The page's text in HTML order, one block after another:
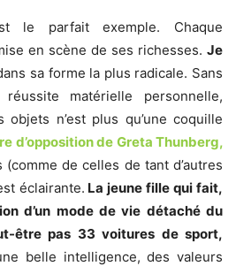
parfait exemple. Chaque
en scène de ses richesses. Je
sa forme la plus radicale. Sans
matérielle personnelle,
n’est plus qu’une coquille
d’opposition de Greta Thunberg,
de celles de tant d’autres
éclairante. La jeune fille qui fait,
d’un mode de vie détaché du
être pas 33 voitures de sport,
belle intelligence, des valeurs